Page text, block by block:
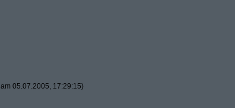
am 05.07.2005, 17:29:15)